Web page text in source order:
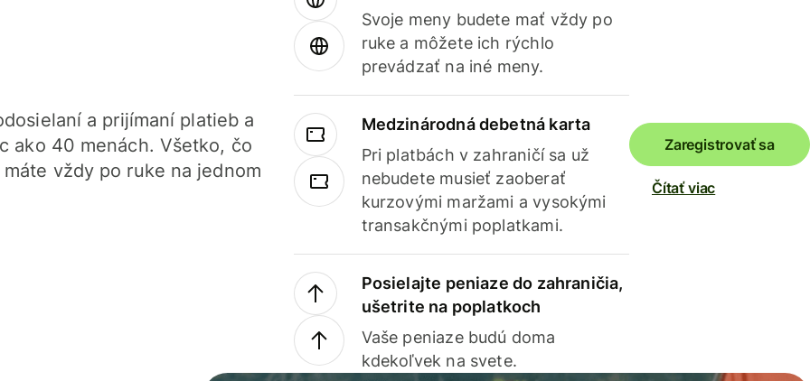
a prijímaní platieb a
ako 40 menách. Všetko, čo
vždy po ruke na jednom
Svoje meny budete mať vždy po
ruke a môžete ich rýchlo
prevádzať na iné meny.
Medzinárodná debetná karta
Pri platbách v zahraničí sa už
nebudete musieť zaoberať
kurzovými maržami a vysokými
transakčnými poplatkami.
Posielajte peniaze do zahraničia,
ušetrite na poplatkoch
Vaše peniaze budú doma
kdekoľvek na svete.
Zaregistrovať sa
Čítať viac